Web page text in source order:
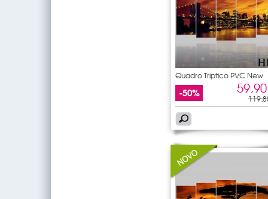
Quadro Triptico PVC New
York
-50%